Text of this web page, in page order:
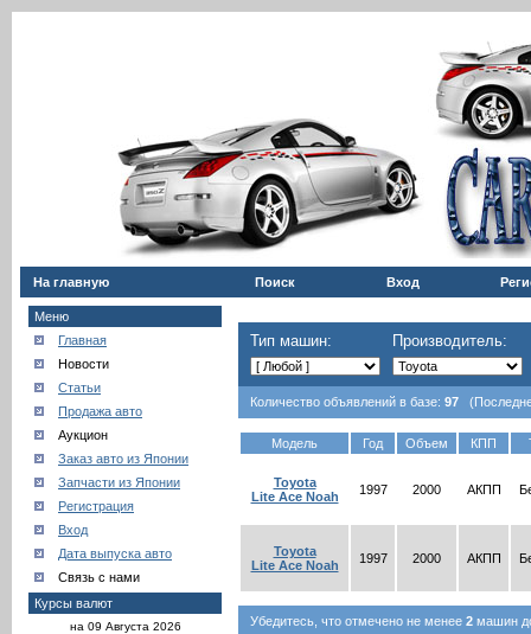
На главную Поиск Вход
Меню
Главная
Новости
Статьи
Продажа авто
Аукцион
Заказ авто из Японии
Запчасти из Японии
Регистрация
Вход
Дата выпуска авто
Связь с нами
Курсы валют
на 09 Августа 2026
Тип машин: Производитель:
Количество объявлений в базе: 97
Модель Год Объем КПП
Toyota
Lite Ace Noah
1997 2000 АКПП
Toyota
Lite Ace Noah
1997 2000 АКПП
Убедитесь, что отмечено не менее 2 машин